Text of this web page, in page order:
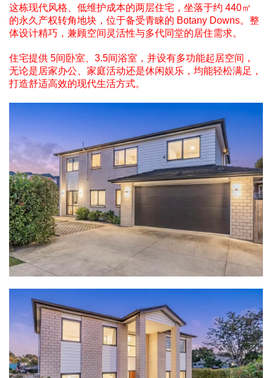
这栋现代风格、低维护成本的两层住宅，坐落于约 440㎡
的永久产权转角地块，位于备受青睐的 Botany Downs。整
体设计精巧，兼顾空间灵活性与多代同堂的居住需求。
住宅提供 5间卧室、3.5间浴室，并设有多功能起居空间，
无论是居家办公、家庭活动还是休闲娱乐，均能轻松满足，
打造舒适高效的现代生活方式。